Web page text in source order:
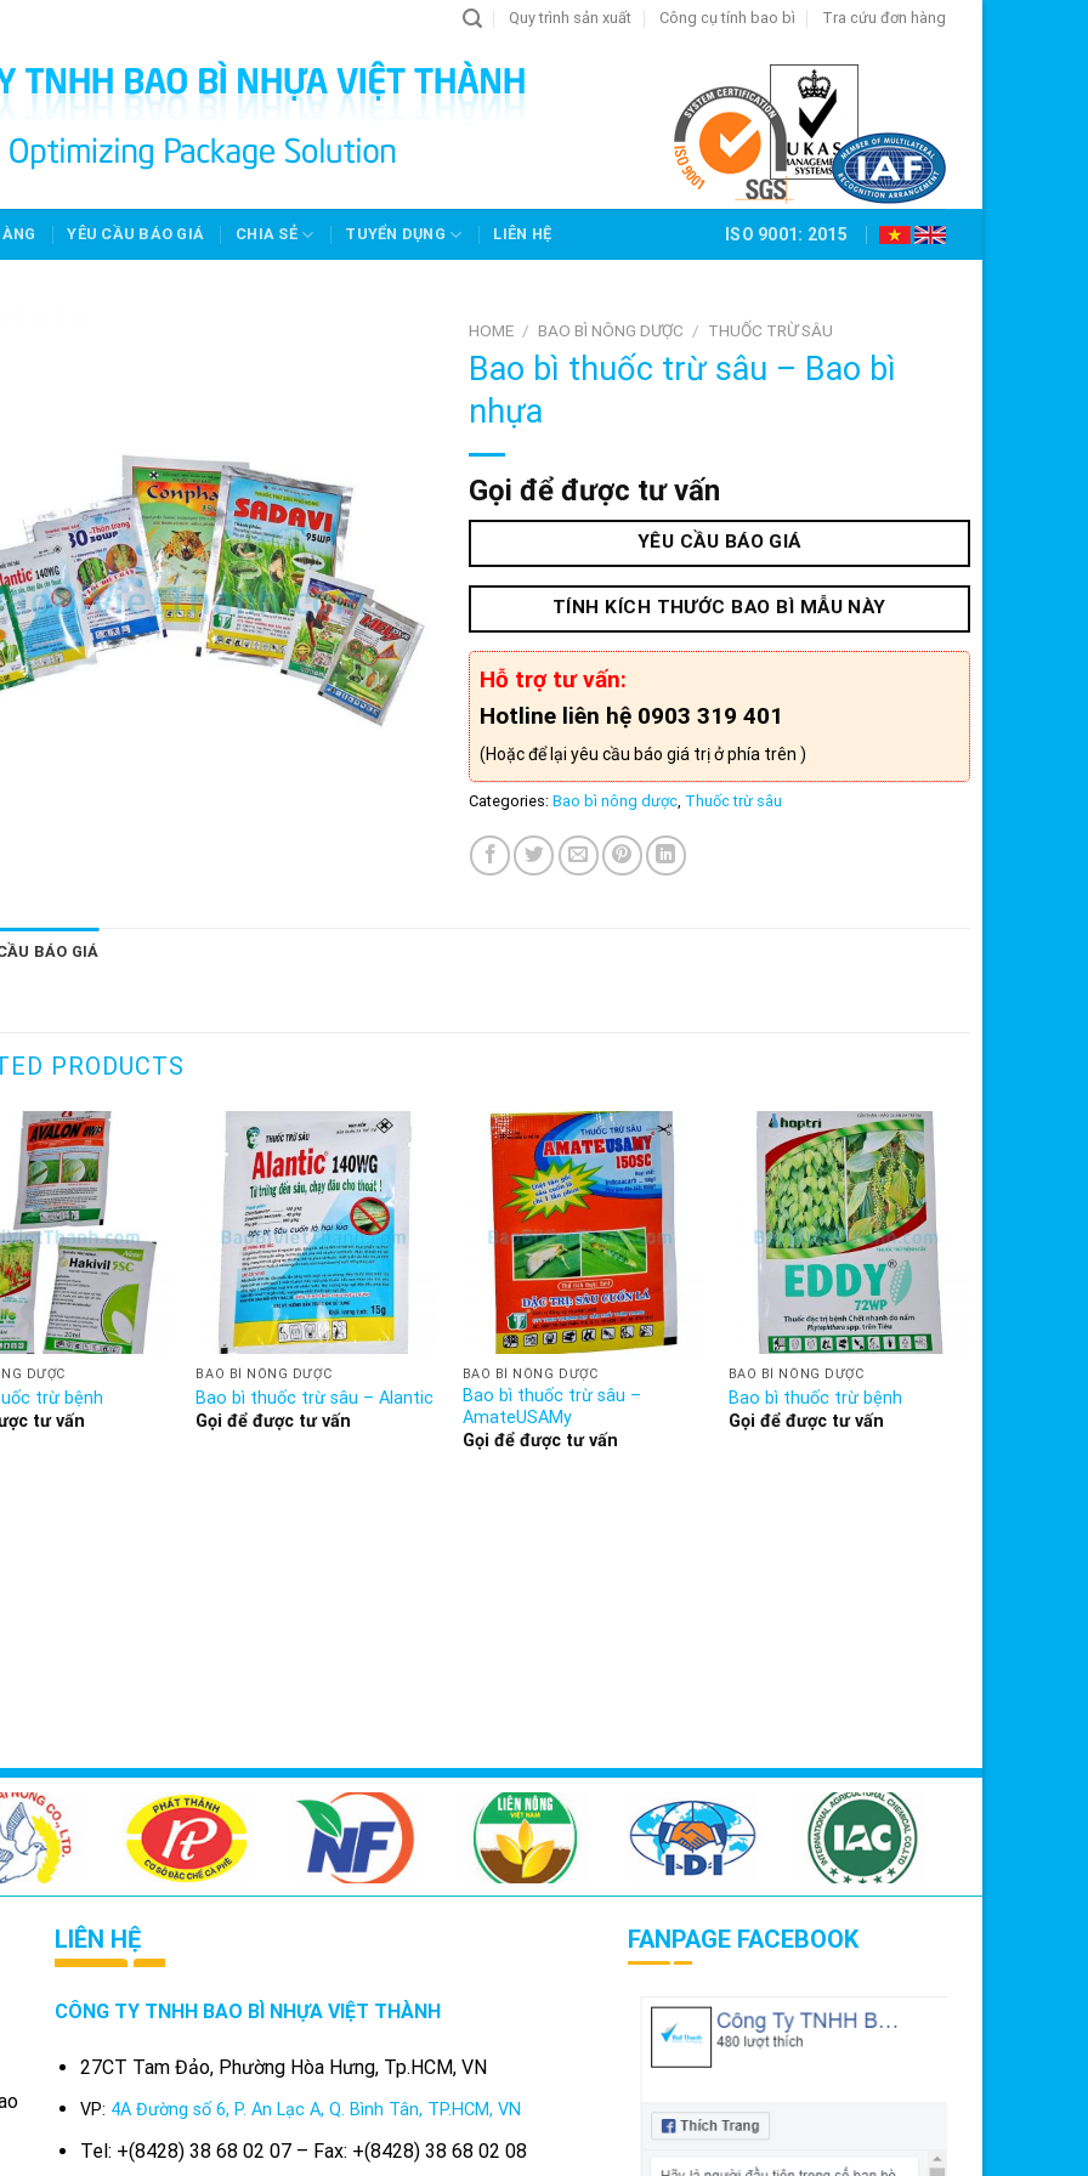
Quy trình sản xuất Công cụ tính bao bì Tra cứu đơn hàng
YÊU CẦU BÁO GIÁ CHIA SẺ TUYỂN DỤNG LIÊN HỆ ISO 9001: 2015
HOME / BAO BÌ NÔNG DƯỢC / THUỐC TRỪ SÂU
Bao bì thuốc trừ sâu – Bao bì
nhựa
Gọi để được tư vấn
YÊU CẦU BÁO GIÁ
TÍNH KÍCH THƯỚC BAO BÌ MẪU NÀY
Hỗ trợ tư vấn:
Hotline liên hệ 0903 319 401
(Hoặc để lại yêu cầu báo giá trị ở phía trên )
Categories: Bao bì nông dược, Thuốc trừ sâu
BÁO GIÁ
PRODUCTS
DƯỢC
trừ bệnh
tư vấn
BAO BÌ NÔNG DƯỢC
Bao bì thuốc trừ sâu – Alantic
Gọi để được tư vấn
BAO BÌ NÔNG DƯỢC
Bao bì thuốc trừ sâu –
AmateUSAMy
Gọi để được tư vấn
BAO BÌ NÔNG DƯỢC
Bao bì thuốc trừ bệnh
Gọi để được tư vấn
LIÊN HỆ
CÔNG TY TNHH BAO BÌ NHỰA VIỆT THÀNH
27CT Tam Đảo, Phường Hòa Hưng, Tp.HCM, VN
VP: 4A Đường số 6, P. An Lạc A, Q. Bình Tân, TP.HCM, VN
Tel: +(8428) 38 68 02 07 – Fax: +(8428) 38 68 02 08
FANPAGE FACEBOOK